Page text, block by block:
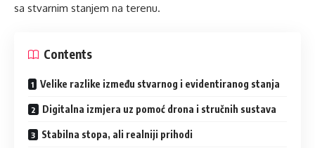
sa stvarnim stanjem na terenu.
Contents
Velike razlike između stvarnog i evidentiranog stanja
Digitalna izmjera uz pomoć drona i stručnih sustava
Stabilna stopa, ali realniji prihodi